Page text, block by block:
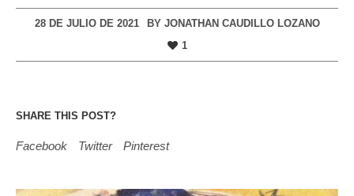
28 DE JULIO DE 2021 BY JONATHAN CAUDILLO LOZANO
1
SHARE THIS POST?
Facebook Twitter Pinterest